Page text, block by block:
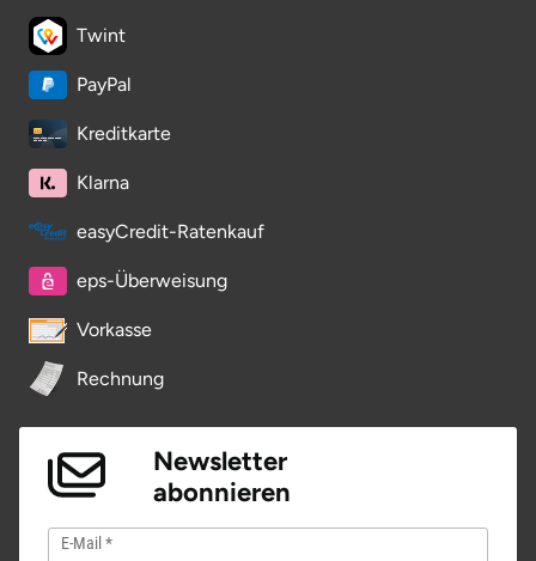
Twint
PayPal
Kreditkarte
Klarna
easyCredit-Ratenkauf
eps-Überweisung
Vorkasse
Rechnung
Newsletter
abonnieren
E-Mail